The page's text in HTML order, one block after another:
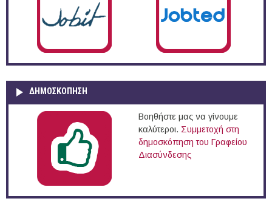
ΔΗΜΟΣΚΌΠΗΣΗ
Βοηθήστε μας να γίνουμε
καλύτεροι. Συμμετοχή στη
δημοσκόπηση του Γραφείου
Διασύνδεσης